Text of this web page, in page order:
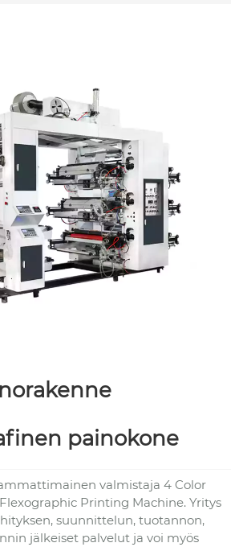
painokone
valmistaja 4 Color
Printing Machine. Yritys
suunnittelun, tuotannon,
jälkeiset palvelut ja voi myös